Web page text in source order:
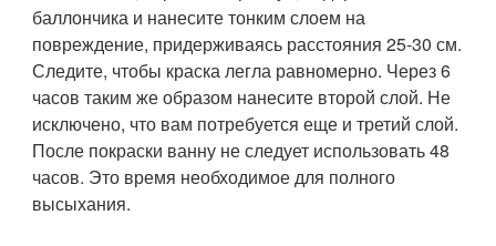
баллончика и нанесите тонким слоем на
повреждение, придерживаясь расстояния 25-30 см.
Следите, чтобы краска легла равномерно. Через 6
часов таким же образом нанесите второй слой. Не
исключено, что вам потребуется еще и третий слой.
После покраски ванну не следует использовать 48
часов. Это время необходимое для полного
высыхания.